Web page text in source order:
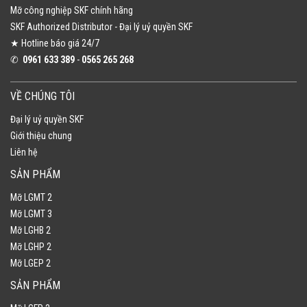
Mỡ công nghiệp SKF chính hãng
SKF Authorized Distributor​ - Đại lý uỷ quyền SKF
★ Hotline báo giá 24/7
✆ 0961 633 389​ - 0565 265 268​
VỀ CHÚNG TÔI
Đại lý uỷ quyền SKF
Giới thiệu chung
Liên hệ
SẢN PHẨM
Mỡ LGMT 2
Mỡ LGMT 3
Mỡ LGHB 2
Mỡ LGHP 2
Mỡ LGEP 2
SẢN PHẨM